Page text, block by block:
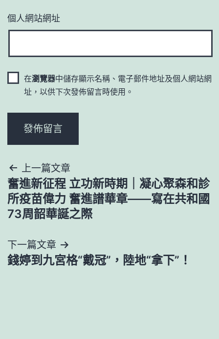
個人網站網址
在瀏覽器中儲存顯示名稱、電子郵件地址及個人網站網
址，以供下次發佈留言時使用。
文
章
導
覽
上一篇文章
奮進新征程 立功新時期｜凝心聚森和診
所疫苗偉力 奮進譜華章——寫在共和國
73周韶華誕之際
下一篇文章
錢婷到九宮格“戴冠”，陸地“拿下”！